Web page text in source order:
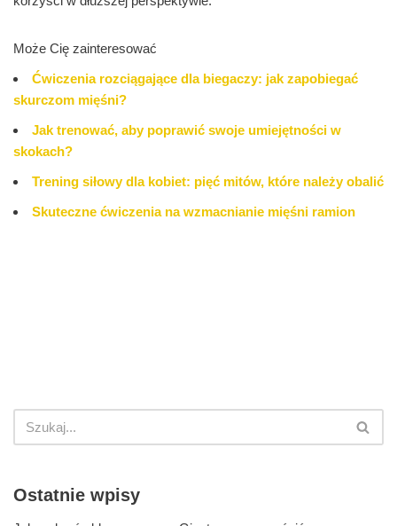
Może Cię zainteresować
Ćwiczenia rozciągające dla biegaczy: jak zapobiegać
skurczom mięśni?
Jak trenować, aby poprawić swoje umiejętności w
skokach?
Trening siłowy dla kobiet: pięć mitów, które należy obalić
Skuteczne ćwiczenia na wzmacnianie mięśni ramion
Ostatnie wpisy